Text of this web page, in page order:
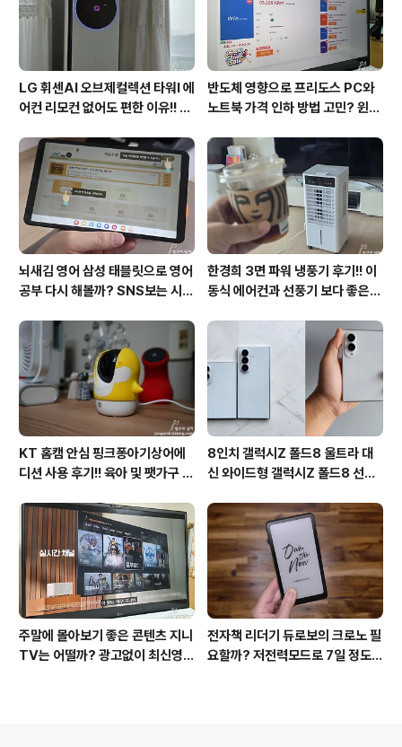
매력적으로 보이는 거..
LG 휘센AI 오브제컬렉션 타워I 에
어컨 리모컨 없어도 편한 이유!! 7
후기
반도체 영향으로 프리도스 PC와
노트북 가격 인하 방법 고민? 윈도
방법?(feat. vip-scdkeys)
뇌새김 영어 삼성 태블릿으로 영어
공부 다시 해볼까? SNS보는 시간
한경희 3면 파워 냉풍기 후기!! 이
동식 에어컨과 선풍기 보다 좋은
KT 홈캠 안심 핑크퐁아기상어에
디션 사용 후기!! 육아 및 팻가구 그
상어홈캠 어때!!
8인치 갤럭시Z 폴드8 울트라 대
신 와이드형 갤럭시Z 폴드8 선
이 미제공!!
주말에 몰아보기 좋은 콘텐츠 지니
TV는 어떨까? 광고없이 최신영화
전자책 리더기 듀로보의 크로노 필
요할까? 저전력모드로 7일 정도